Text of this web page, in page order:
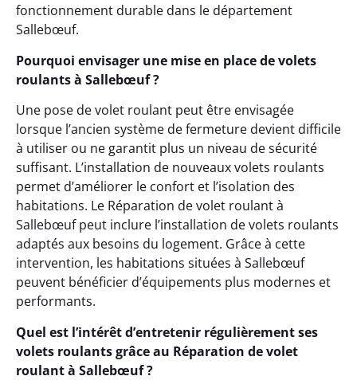
fonctionnement durable dans le département
Sallebœuf.
Pourquoi envisager une mise en place de volets
roulants à Sallebœuf ?
Une pose de volet roulant peut être envisagée
lorsque l’ancien système de fermeture devient difficile
à utiliser ou ne garantit plus un niveau de sécurité
suffisant. L’installation de nouveaux volets roulants
permet d’améliorer le confort et l’isolation des
habitations. Le Réparation de volet roulant à
Sallebœuf peut inclure l’installation de volets roulants
adaptés aux besoins du logement. Grâce à cette
intervention, les habitations situées à Sallebœuf
peuvent bénéficier d’équipements plus modernes et
performants.
Quel est l’intérêt d’entretenir régulièrement ses
volets roulants grâce au Réparation de volet
roulant à Sallebœuf ?